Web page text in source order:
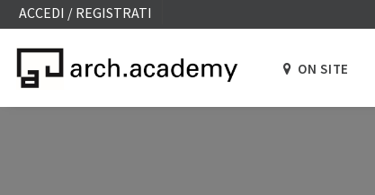
ACCEDI / REGISTRATI
ON SITE